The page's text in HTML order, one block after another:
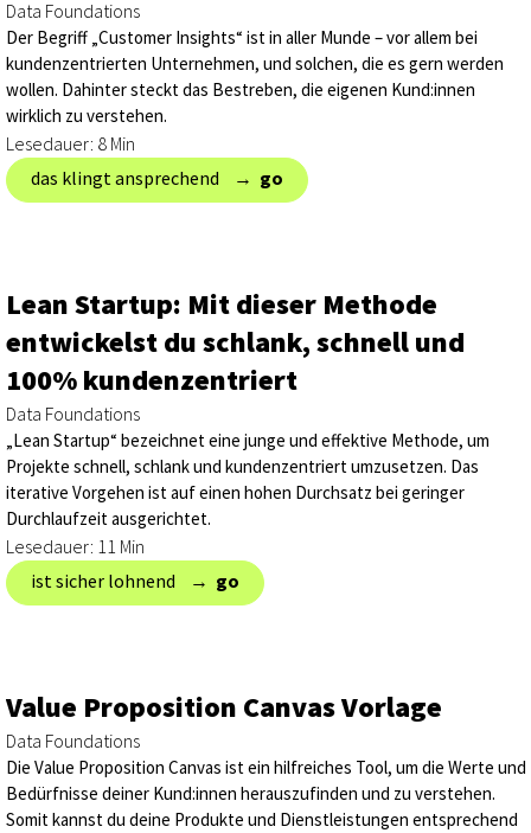
Data Foundations
Der Begriff „Customer Insights“ ist in aller Munde – vor allem bei
kundenzentrierten Unternehmen, und solchen, die es gern werden
wollen. Dahinter steckt das Bestreben, die eigenen Kund:innen
wirklich zu verstehen.
Lesedauer: 8 Min
das klingt ansprechend → ‎ go
Lean Startup: Mit dieser Methode
entwickelst du schlank, schnell und
100% kundenzentriert
Data Foundations
„Lean Startup“ bezeichnet eine junge und effektive Methode, um
Projekte schnell, schlank und kundenzentriert umzusetzen. Das
iterative Vorgehen ist auf einen hohen Durchsatz bei geringer
Durchlaufzeit ausgerichtet.
Lesedauer: 11 Min
ist sicher lohnend → ‎ go
Value Proposition Canvas Vorlage
Data Foundations
Die Value Proposition Canvas ist ein hilfreiches Tool, um die Werte und
Bedürfnisse deiner Kund:innen herauszufinden und zu verstehen.
Somit kannst du deine Produkte und Dienstleistungen entsprechend